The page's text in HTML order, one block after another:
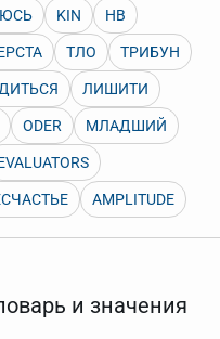
кроссворде есть
поэт 19 века".
"***м***ов", далее
"***м***ов поэт" (без
статью
перетаскивая
слева от
выключать ненужные
KIN HB
ТЛО ТРИБУН
ЛИШИТИ
ODER МЛАДШИЙ
AMPLITUDE
и значения